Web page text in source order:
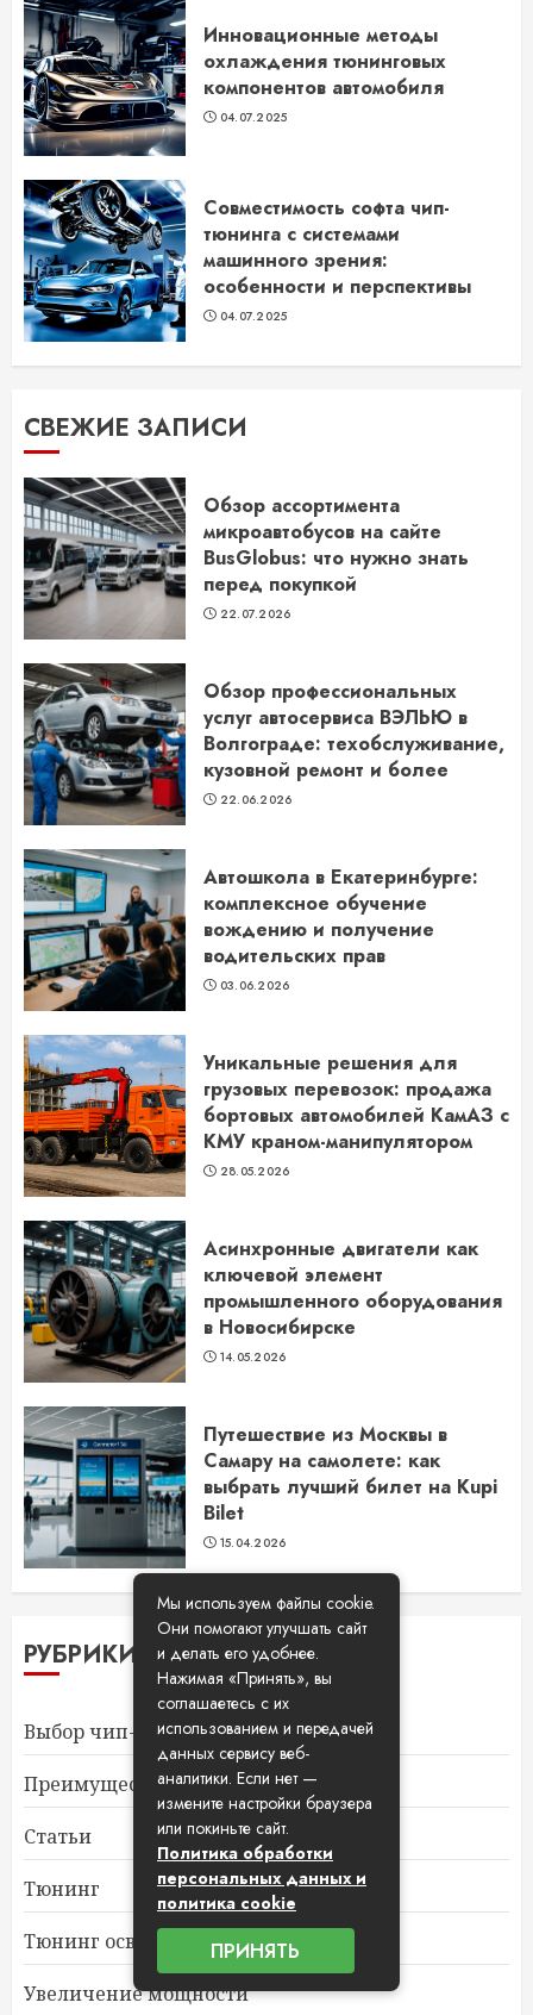
Инновационные методы
охлаждения тюнинговых
компонентов автомобиля
04.07.2025
Совместимость софта чип-
тюнинга с системами
машинного зрения:
особенности и перспективы
04.07.2025
СВЕЖИЕ ЗАПИСИ
Обзор ассортимента
микроавтобусов на сайте
BusGlobus: что нужно знать
перед покупкой
22.07.2026
Обзор профессиональных
услуг автосервиса ВЭЛЬЮ в
Волгограде: техобслуживание,
кузовной ремонт и более
22.06.2026
Автошкола в Екатеринбурге:
комплексное обучение
вождению и получение
водительских прав
03.06.2026
Уникальные решения для
грузовых перевозок: продажа
бортовых автомобилей КамАЗ с
КМУ краном-манипулятором
28.05.2026
Асинхронные двигатели как
ключевой элемент
промышленного оборудования
в Новосибирске
14.05.2026
Путешествие из Москвы в
Самару на самолете: как
выбрать лучший билет на Kupi
Bilet
15.04.2026
РУБРИКИ
Выбор чип-тюнинга
Преимущества чип-тюнинга
Статьи
Тюнинг
Тюнинг освещения
Увеличение мощности
Мы используем файлы cookie.
Они помогают улучшать сайт
и делать его удобнее.
Нажимая «Принять», вы
соглашаетесь с их
использованием и передачей
данных сервису веб-
аналитики. Если нет —
измените настройки браузера
или покиньте сайт.
Политика обработки
персональных данных и
политика cookie
ПРИНЯТЬ